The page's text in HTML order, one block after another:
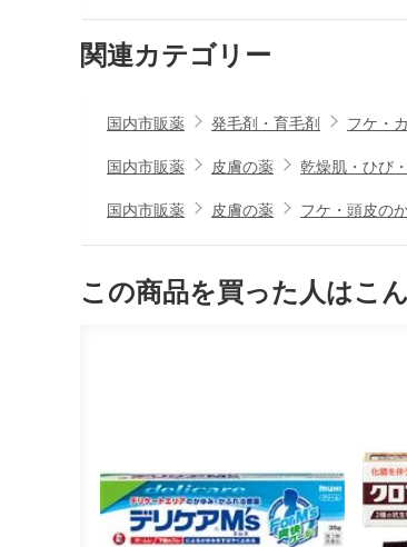
関連カテゴリー
国内市販薬 発毛剤・育毛剤
フケ・
国内市販薬
皮膚の薬
乾燥肌・ひび
国内市販薬
皮膚の薬 フケ・頭皮の
この商品を買った人はこ